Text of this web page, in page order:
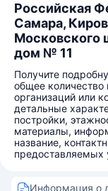
Российская
Самара,
Московского
дом № 11
Получите
общее количество
организаций или
детальные
постройки,
материалы,
название,
предоставляемых
Информация о